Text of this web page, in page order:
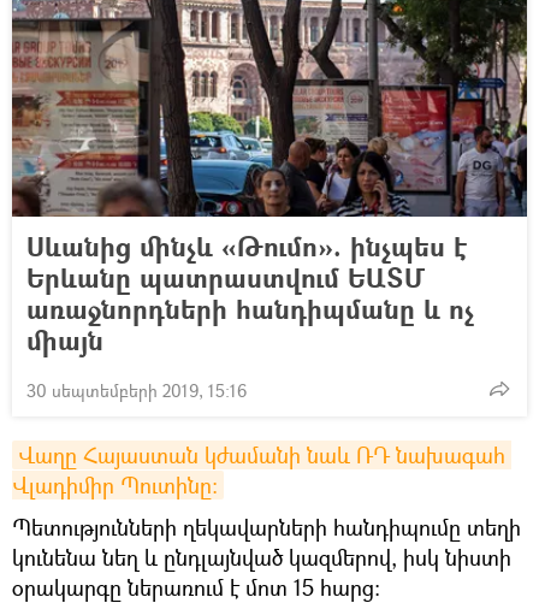
Սևանից մինչև «Թումո». ինչպես է
Երևանը պատրաստվում ԵԱՏՄ
առաջնորդների հանդիպմանը և ոչ
միայն
30 սեպտեմբերի 2019, 15:16
Վաղը Հայաստան կժամանի նաև ՌԴ նախագահ
Վլադիմիր Պուտինը։
Պետությունների ղեկավարների հանդիպումը տեղի
կունենա նեղ և ընդլայնված կազմերով, իսկ նիստի
օրակարգը ներառում է մոտ 15 հարց։